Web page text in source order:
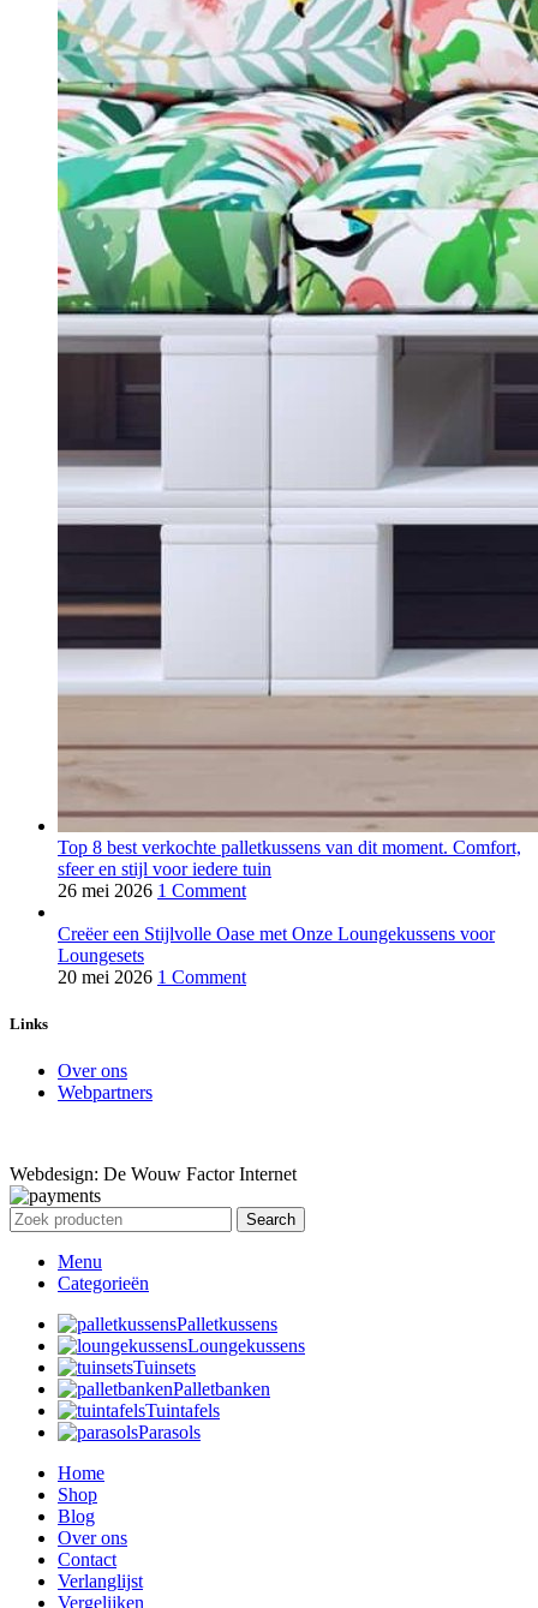
Top 8 best verkochte palletkussens van dit moment. Comfort,
sfeer en stijl voor iedere tuin
26 mei 2026 1 Comment
Creëer een Stijlvolle Oase met Onze Loungekussens voor
Loungesets
20 mei 2026 1 Comment
Links
Over ons
Webpartners
Webdesign: De Wouw Factor Internet
Search
Menu
Categorieën
Palletkussens
Loungekussens
Tuinsets
Palletbanken
Tuintafels
Parasols
Home
Shop
Blog
Over ons
Contact
Verlanglijst
Vergelijken